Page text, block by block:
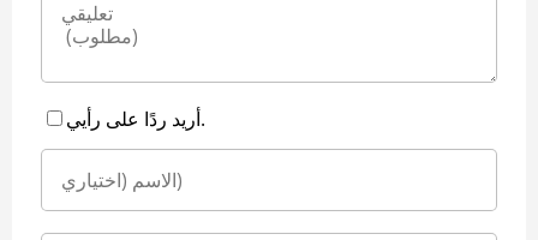
أريد ردًا على رأيي.